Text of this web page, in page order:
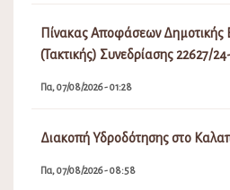
Πίνακας Αποφάσεων Δημοτικής
(Τακτικής) Συνεδρίασης 22627/
Πα, 07/08/2026 - 01:28
Διακοπή Υδροδότησης στο
Πα, 07/08/2026 - 08:58